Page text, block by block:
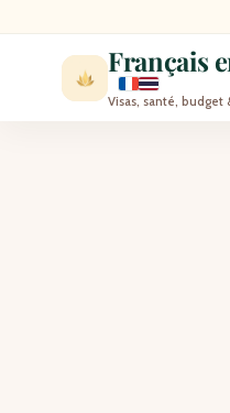
Français
Visas, santé, budget